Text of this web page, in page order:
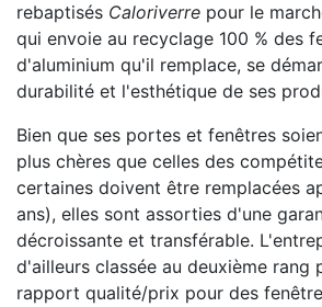
rebaptisés Caloriverre pour le
qui envoie au recyclage 100 % des
d'aluminium qu'il remplace, se
durabilité et l'esthétique de ses
Bien que ses portes et fenêtres
plus chères que celles des
certaines doivent être remplacées
ans), elles sont assorties d'une
décroissante et transférable.
d'ailleurs classée au deuxième rang
rapport qualité/prix pour des